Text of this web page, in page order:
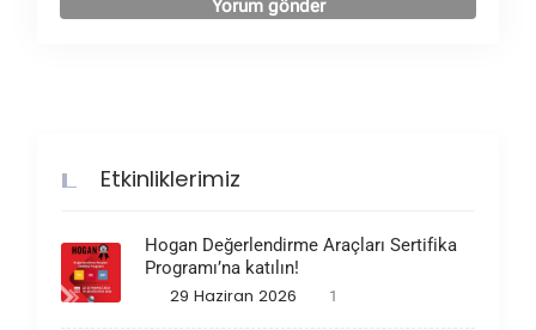
Etkinliklerimiz
Hogan Değerlendirme Araçları Sertifika
Programı’na katılın!
29 Haziran 2026 1